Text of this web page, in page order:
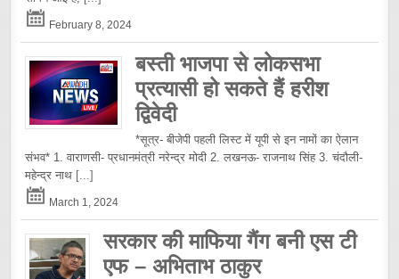
February 8, 2024
बस्ती भाजपा से लोकसभा
प्रत्यासी हो सकते हैं हरीश
द्विवेदी
*सूत्र- बीजेपी पहली लिस्ट में यूपी से इन नामों का ऐलान
संभव* 1. वाराणसी- प्रधानमंत्री नरेन्द्र मोदी 2. लखनऊ- राजनाथ सिंह 3. चंदौली-
महेन्द्र नाथ [...]
March 1, 2024
सरकार की माफिया गैंग बनी एस टी
एफ – अभिताभ ठाकुर